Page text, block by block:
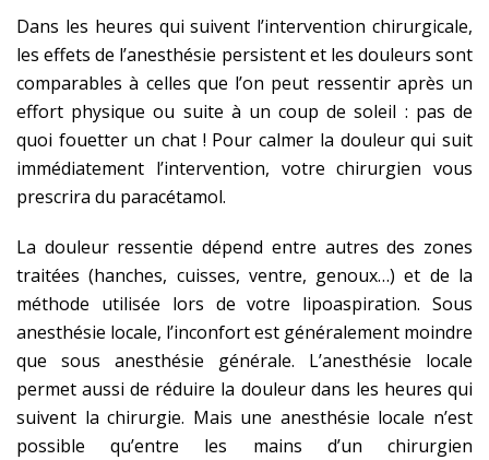
Dans les heures qui suivent l’intervention chirurgicale,
les effets de l’anesthésie persistent et les douleurs sont
comparables à celles que l’on peut ressentir après un
effort physique ou suite à un coup de soleil : pas de
quoi fouetter un chat ! Pour calmer la douleur qui suit
immédiatement l’intervention, votre chirurgien vous
prescrira du paracétamol.
La douleur ressentie dépend entre autres des zones
traitées (hanches, cuisses, ventre, genoux…) et de la
méthode utilisée lors de votre lipoaspiration. Sous
anesthésie locale, l’inconfort est généralement moindre
que sous anesthésie générale. L’anesthésie locale
permet aussi de réduire la douleur dans les heures qui
suivent la chirurgie. Mais une anesthésie locale n’est
possible qu’entre les mains d’un chirurgien